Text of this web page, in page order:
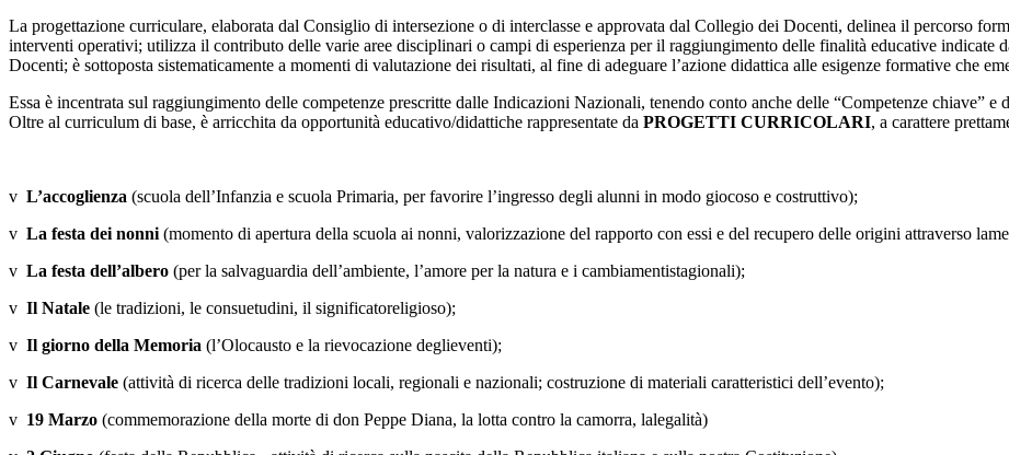
La progettazione curriculare, elaborata dal Consiglio di intersezione o di interclasse e approvata dal Collegio dei Docenti, delinea il percorso
interventi operativi; utilizza il contributo delle varie aree disciplinari o campi di esperienza per il raggiungimento delle finalità educative indicate
Docenti; è sottoposta sistematicamente a momenti di valutazione dei risultati, al fine di adeguare l’azione didattica alle esigenze formative che
Essa è incentrata sul raggiungimento delle competenze prescritte dalle Indicazioni Nazionali, tenendo conto anche delle “Competenze chiave”
Oltre al curriculum di base, è arricchita da opportunità educativo/didattiche rappresentate da PROGETTI CURRICOLARI, a carattere
v L’accoglienza (scuola dell’Infanzia e scuola Primaria, per favorire l’ingresso degli alunni in modo giocoso e costruttivo);
v La festa dei nonni (momento di apertura della scuola ai nonni, valorizzazione del rapporto con essi e del recupero delle origini attraverso
v La festa dell’albero (per la salvaguardia dell’ambiente, l’amore per la natura e i cambiamentistagionali);
v Il Natale (le tradizioni, le consuetudini, il significatoreligioso);
v Il giorno della Memoria (l’Olocausto e la rievocazione deglieventi);
v Il Carnevale (attività di ricerca delle tradizioni locali, regionali e nazionali; costruzione di materiali caratteristici dell’evento);
v 19 Marzo (commemorazione della morte di don Peppe Diana, la lotta contro la camorra, lalegalità)